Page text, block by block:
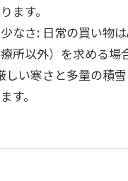
ます。
なさ: 日常の買い物
所以外）を求める場
い寒さと多量の積
す。